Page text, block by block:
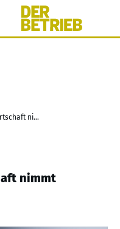
Studie: Deutsche Wirtschaft nimmt Blockchain ernst
nimmt